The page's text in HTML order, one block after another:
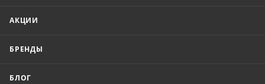
АКЦИИ
БРЕНДЫ
БЛОГ